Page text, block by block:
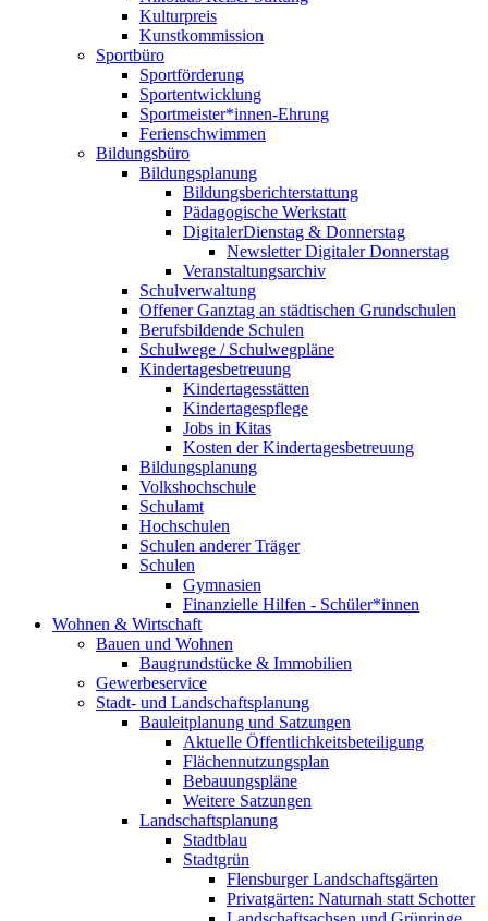
Kulturpreis
Kunstkommission
Sportbüro
Sportförderung
Sportentwicklung
Sportmeister*innen-Ehrung
Ferienschwimmen
Bildungsbüro
Bildungsplanung
Bildungsberichterstattung
Pädagogische Werkstatt
DigitalerDienstag & Donnerstag
Newsletter Digitaler Donnerstag
Veranstaltungsarchiv
Schulverwaltung
Offener Ganztag an städtischen Grundschulen
Berufsbildende Schulen
Schulwege / Schulwegpläne
Kindertagesbetreuung
Kindertagesstätten
Kindertagespflege
Jobs in Kitas
Kosten der Kindertagesbetreuung
Bildungsplanung
Volkshochschule
Schulamt
Hochschulen
Schulen anderer Träger
Schulen
Gymnasien
Finanzielle Hilfen - Schüler*innen
Wohnen & Wirtschaft
Bauen und Wohnen
Baugrundstücke & Immobilien
Gewerbeservice
Stadt- und Landschaftsplanung
Bauleitplanung und Satzungen
Aktuelle Öffentlichkeitsbeteiligung
Flächennutzungsplan
Bebauungspläne
Weitere Satzungen
Landschaftsplanung
Stadtblau
Stadtgrün
Flensburger Landschaftsgärten
Privatgärten: Naturnah statt Schotter